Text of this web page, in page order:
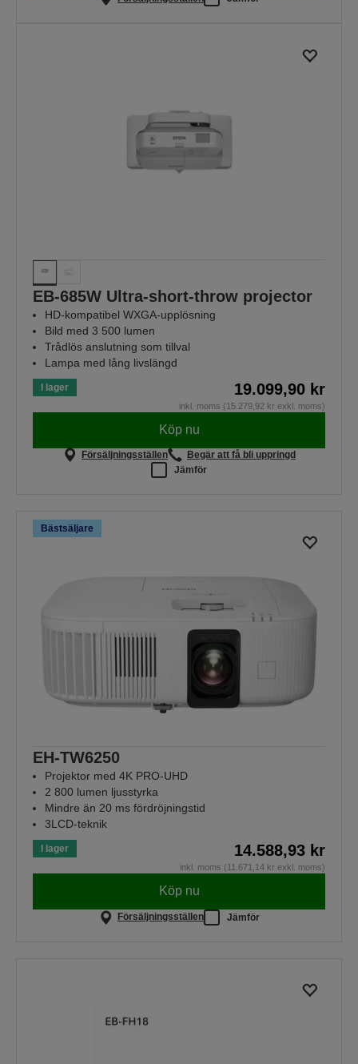
EB-685W Ultra-short-throw projector
HD-kompatibel WXGA-upplösning
Bild med 3 500 lumen
Trådlös anslutning som tillval
Lampa med lång livslängd
I lager 19.099,90 kr
inkl. moms (15.279,92 kr exkl. moms)
Köp nu
Försäljningsställen
Begär att få bli uppringd
Jämför
Bästsäljare
EH-TW6250
Projektor med 4K PRO-UHD
2 800 lumen ljusstyrka
Mindre än 20 ms fördröjningstid
3LCD-teknik
I lager 14.588,93 kr
inkl. moms (11.671,14 kr exkl. moms)
Köp nu
Försäljningsställen Jämför